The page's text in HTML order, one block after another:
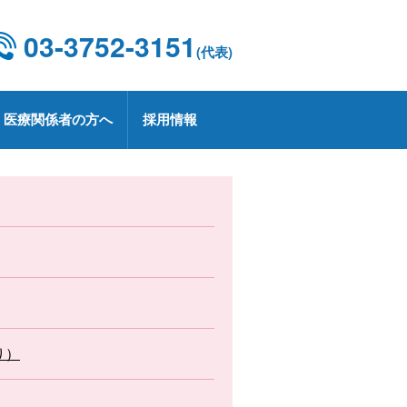
03-3752-3151 (代表)
働大臣の定める掲示事項
レシピ
医療関係者の方へ 採用情報